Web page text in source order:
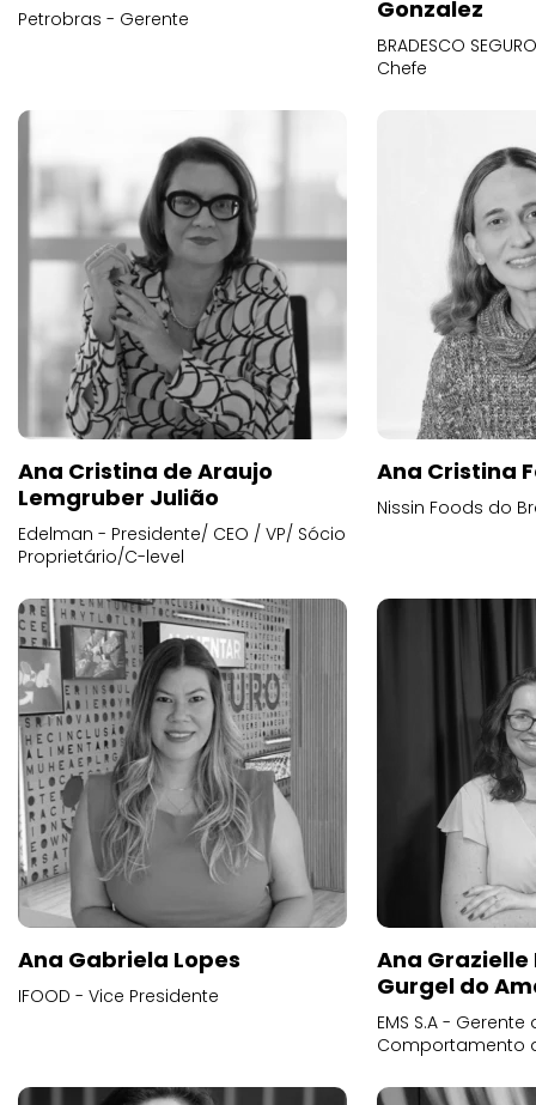
Petrobras - Gerente Gonzalez
BRADESCO
Chefe
Ana Cristina de Araujo
Lemgruber Julião
Edelman - Presidente/ CEO / VP/ Sócio
Proprietário/C-level
Ana Cristina
Nissin Foods do
Ana Gabriela Lopes
IFOOD - Vice Presidente
Ana
Gurgel do
EMS S.A -
Comportamento